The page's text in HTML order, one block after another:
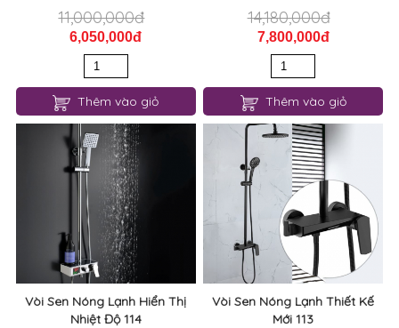
11,000,000đ
6,050,000đ
Thêm vào giỏ
14,180,000đ
7,800,000đ
Thêm vào giỏ
Vòi Sen Nóng Lạnh Hiển Thị
Nhiệt Độ 114
Vòi Sen Nóng Lạnh Thiết Kế
Mới 113